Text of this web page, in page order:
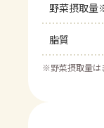
野菜摂取量
脂質
※野菜摂取量は